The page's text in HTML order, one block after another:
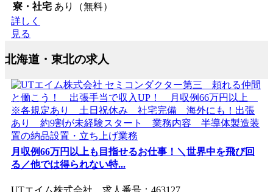
寮・社宅 あり（無料）
詳しく
見る
北海道・東北の求人
月収例66万円以上も目指せるお仕事！＼世界中を飛び回
る／他では得られない特...